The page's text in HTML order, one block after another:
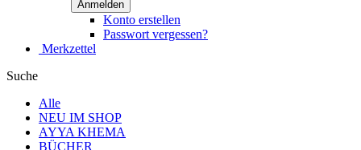
Konto erstellen
Passwort vergessen?
Merkzettel
Suche
Alle
NEU IM SHOP
AYYA KHEMA
BÜCHER